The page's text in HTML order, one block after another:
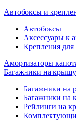
Автобоксы и
Автобоксы
Аксессуары к
Крепления
Амортизаторы
Багажники на
Багажники на
Багажники на
Рейлинги на